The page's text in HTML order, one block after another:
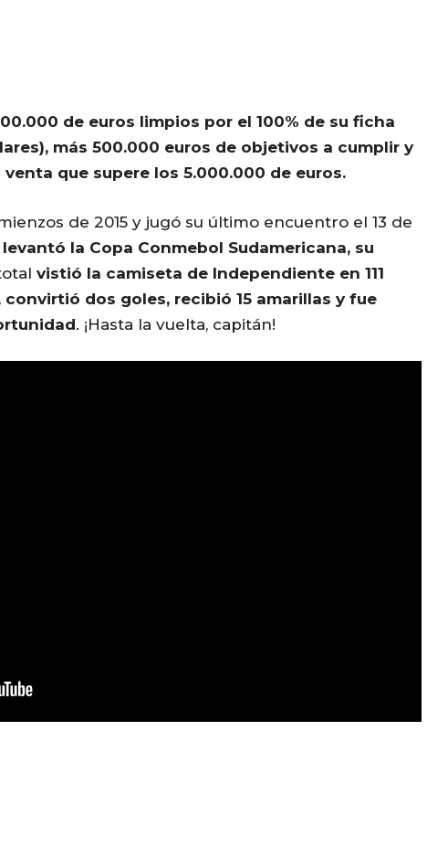
de euros limpios por el 100% de su ficha
más 500.000 euros de objetivos a cumplir y
venta que supere los 5.000.000 de euros.
de 2015 y jugó su último encuentro el 13 de
la Copa Conmebol Sudamericana, su
vistió la camiseta de Independiente en 111
dos goles, recibió 15 amarillas y fue
. ¡Hasta la vuelta, capitán!